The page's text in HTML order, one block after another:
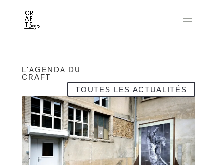
L'AGENDA DU
CRAFT
TOUTES LES ACTUALITÉS